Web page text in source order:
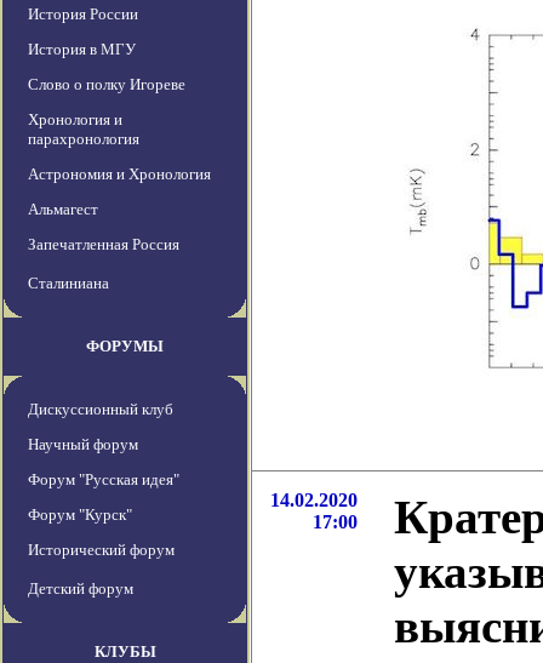
История России
История в МГУ
Слово о полку Игореве
Хронология и
парахронология
Астрономия и Хронология
Альмагест
Запечатленная Россия
Сталиниана
ФОРУМЫ
Дискуссионный клуб
Научный форум
Форум "Русская идея"
Форум "Курск"
Исторический форум
Детский форум
КЛУБЫ
14.02.2020
17:00